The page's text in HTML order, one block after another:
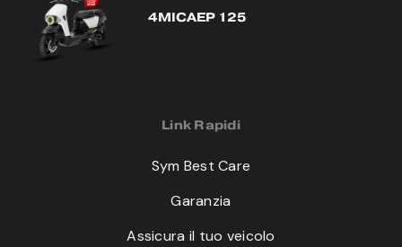
4MICAEP 125
Link Rapidi
Sym Best Care
Garanzia
Assicura il tuo veicolo